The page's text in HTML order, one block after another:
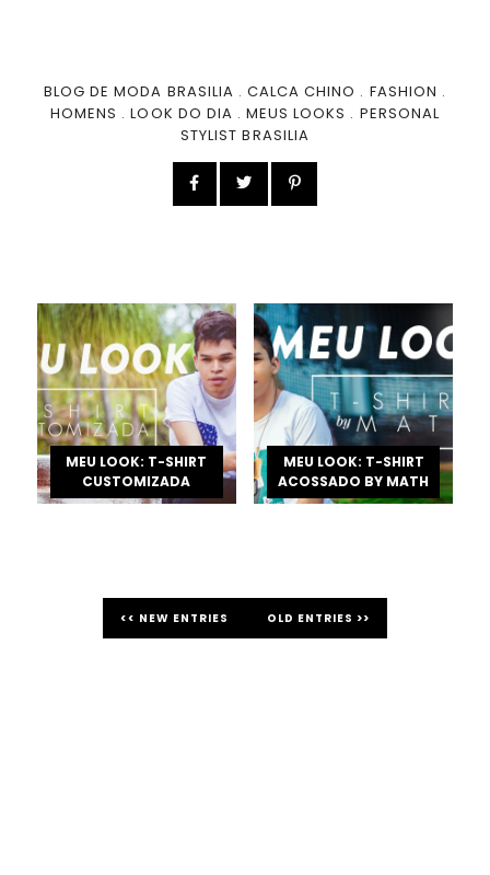
BLOG DE MODA BRASILIA . CALCA CHINO . FASHION .
HOMENS .LOOK DO DIA .MEUS LOOKS . PERSONAL
STYLIST BRASILIA
MEU LOOK: T-SHIRT
CUSTOMIZADA
MEU LOOK: T-SHIRT
ACOSSADO BY MATH
<< NEW ENTRIES OLD ENTRIES >>